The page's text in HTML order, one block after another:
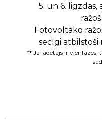
5. un 6.
Fotovoltāko
secīgi atbilstoši
** Ja lādētājs ir vienfāzes,